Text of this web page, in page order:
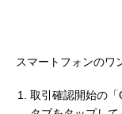
スマートフォンのワ
取引確認開始の「